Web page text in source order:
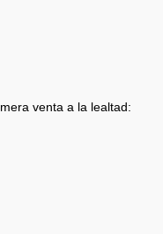
venta a la lealtad: